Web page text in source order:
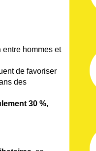
entre hommes et
de favoriser
des
30 %,